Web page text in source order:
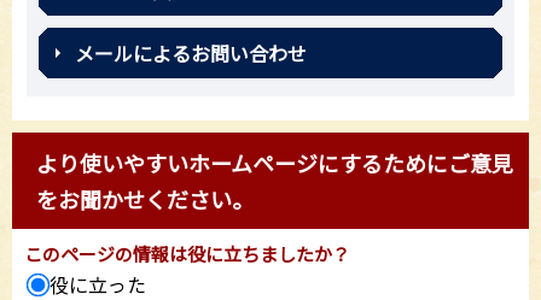
メールによるお問い合わせ
より使いやすいホームページにするためにご意見
をお聞かせください。
このページの情報は役に立ちましたか？
役に立った